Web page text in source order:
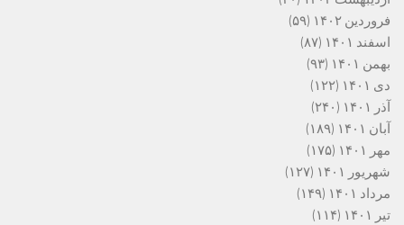
فروردین ۱۴۰۲
(۵۹)
اسفند ۱۴۰۱
(۸۷)
بهمن ۱۴۰۱
(۹۳)
دی ۱۴۰۱
(۱۲۲)
آذر ۱۴۰۱
(۲۴۰)
آبان ۱۴۰۱
(۱۸۹)
مهر ۱۴۰۱
(۱۷۵)
شهریور ۱۴۰۱
(۱۲۷)
مرداد ۱۴۰۱
(۱۴۹)
تیر ۱۴۰۱
(۱۱۴)